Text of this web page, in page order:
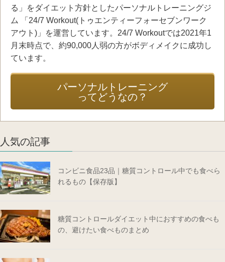
る」をダイエット方針としたパーソナルトレーニングジ
ム 「24/7 Workout(トゥエンティーフォーセブンワーク
アウト)」を運営しています。24/7 Workoutでは2021年1
月末時点で、約90,000人弱の方がボディメイクに成功し
ています。
パーソナルトレーニング
ってどうなの？
人気の記事
コンビニ食品23品｜糖質コントロール中でも食べら
れるもの【保存版】
糖質コントロールダイエット中におすすめの食べも
の、避けたい食べものまとめ